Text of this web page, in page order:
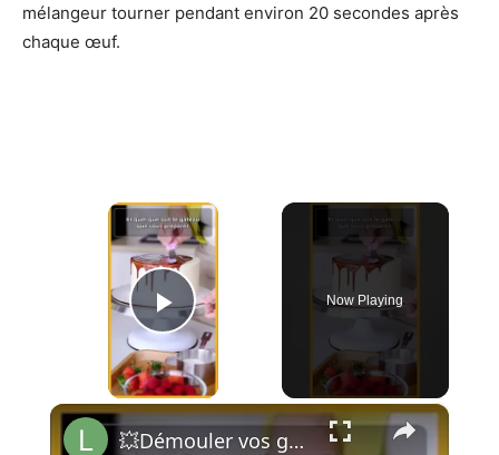
mélangeur tourner pendant environ 20 secondes après
chaque œuf.
×
Play Video
Now Playing
×
💥Démouler vos gâteaux sans les abimer ❗ 🎂